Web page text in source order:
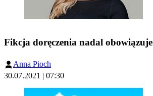
Fikcja doręczenia nadal obowiązuje
Anna Pioch
30.07.2021 | 07:30